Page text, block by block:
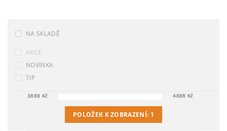
NA SKLADĚ
AKCE
NOVINKA
TIP
3888 Kč 4888 Kč
POLOŽEK K ZOBRAZENÍ: 1